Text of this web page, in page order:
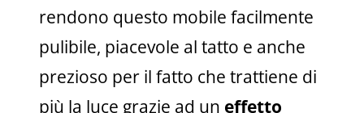
rendono questo mobile facilmente
pulibile, piacevole al tatto e anche
prezioso per il fatto che trattiene di
più la luce grazie ad un effetto